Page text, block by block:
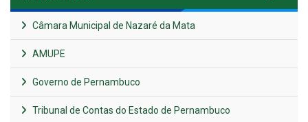
Câmara Municipal de Nazaré da Mata
AMUPE
Governo de Pernambuco
Tribunal de Contas do Estado de Pernambuco